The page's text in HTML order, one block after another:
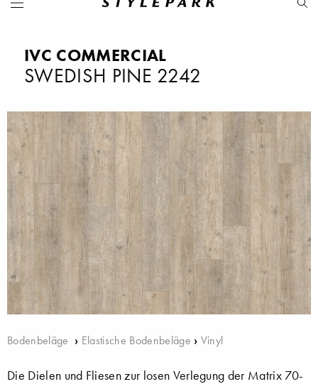
IVC COMMERCIAL
SWEDISH PINE 2242
Bodenbeläge › Elastische Bodenbeläge › Vinyl
Die Dielen und Fliesen zur losen Verlegung der Matrix 70-